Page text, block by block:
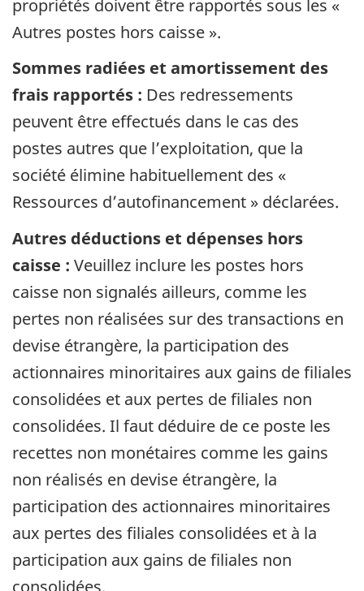
propriétés doivent être rapportés sous les «
Autres postes hors caisse ».
Sommes radiées et amortissement des
frais rapportés : Des redressements
peuvent être effectués dans le cas des
postes autres que l’exploitation, que la
société élimine habituellement des «
Ressources d’autofinancement » déclarées.
Autres déductions et dépenses hors
caisse : Veuillez inclure les postes hors
caisse non signalés ailleurs, comme les
pertes non réalisées sur des transactions en
devise étrangère, la participation des
actionnaires minoritaires aux gains de filiales
consolidées et aux pertes de filiales non
consolidées. Il faut déduire de ce poste les
recettes non monétaires comme les gains
non réalisés en devise étrangère, la
participation des actionnaires minoritaires
aux pertes des filiales consolidées et à la
participation aux gains de filiales non
consolidées.